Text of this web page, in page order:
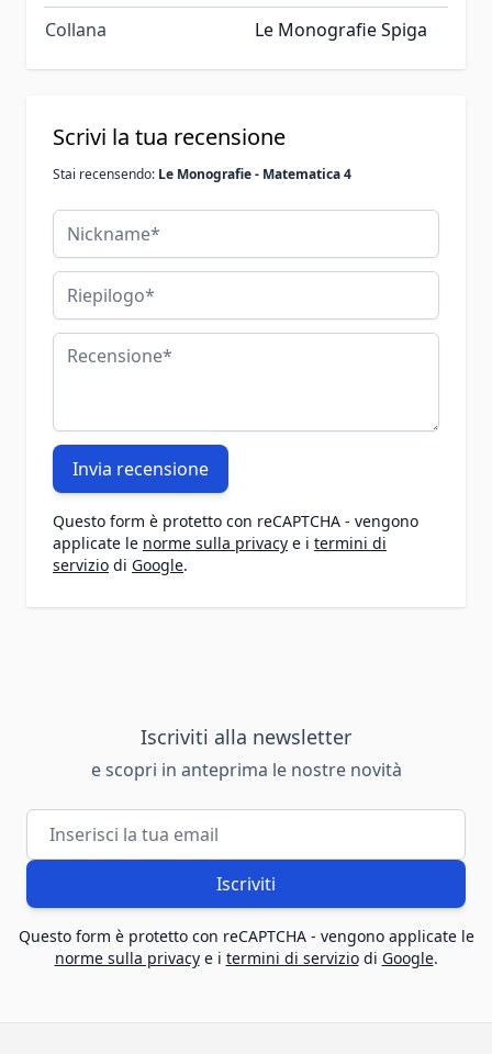
Collana
Le Monografie Spiga
Scrivi la tua recensione
Stai recensendo: Le Monografie - Matematica 4
Nickname
Riepilogo
Recensione
Invia recensione
Questo form è protetto con reCAPTCHA - vengono
applicate le norme sulla privacy e i termini di
servizio di Google.
Iscriviti alla newsletter
e scopri in anteprima le nostre novità
Indirizzo email
Iscriviti
Questo form è protetto con reCAPTCHA - vengono applicate le
norme sulla privacye i termini di serviziodi Google.